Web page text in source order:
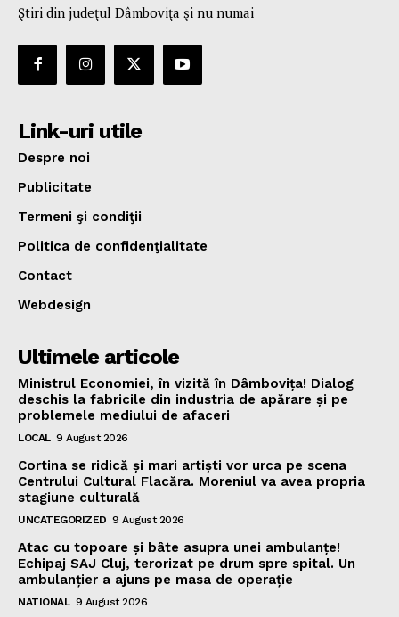
Ştiri din judeţul Dâmboviţa şi nu numai
Link-uri utile
Despre noi
Publicitate
Termeni şi condiţii
Politica de confidenţialitate
Contact
Webdesign
Ultimele articole
Ministrul Economiei, în vizită în Dâmbovița! Dialog
deschis la fabricile din industria de apărare și pe
problemele mediului de afaceri
LOCAL 9 August 2026
Cortina se ridică și mari artiști vor urca pe scena
Centrului Cultural Flacăra. Moreniul va avea propria
stagiune culturală
UNCATEGORIZED 9 August 2026
Atac cu topoare și bâte asupra unei ambulanțe!
Echipaj SAJ Cluj, terorizat pe drum spre spital. Un
ambulanțier a ajuns pe masa de operație
NATIONAL 9 August 2026